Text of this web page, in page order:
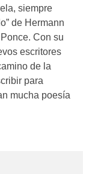
siempre
de Hermann
Con su
escritores
de la
para
mucha poesía